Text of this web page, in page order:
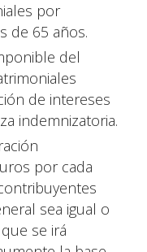
por
de 65 años.
del
de intereses
indemnizatoria.
por cada
sea igual o
se irá